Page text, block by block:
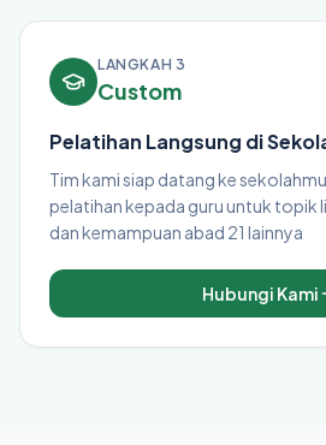
LANGKAH 3
Custom
Pelatihan Langsung di
Tim kami siap datang ke
pelatihan kepada guru untuk topik
dan kemampuan abad 21 lainnya
Hubungi Kami